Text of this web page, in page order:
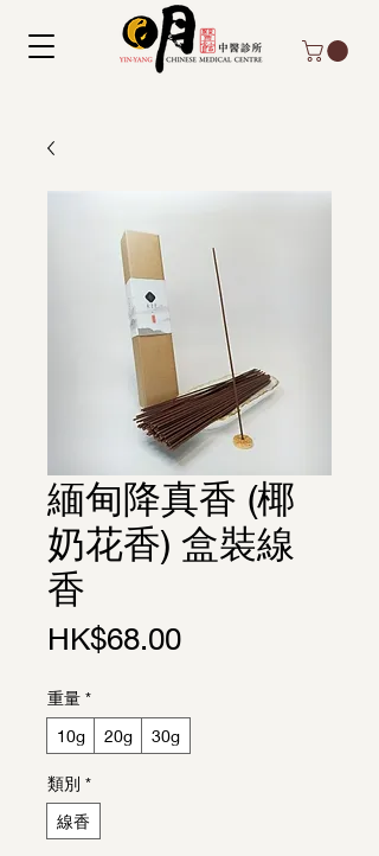
緬甸降真香 (椰
奶花香) 盒裝線
香
HK$68.00價格
重量 *
10g
20g 30g
類別 *
線香